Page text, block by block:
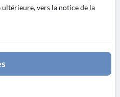
ultérieure, vers la notice de la